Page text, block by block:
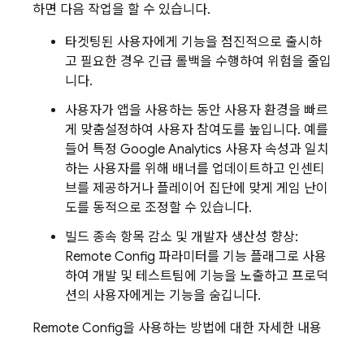
하면 다음 작업을 할 수 있습니다.
타겟팅된 사용자에게 기능을 점진적으로 출시하
고 필요한 경우 긴급 롤백을 수행하여 위험을 줄입
니다.
사용자가 앱을 사용하는 동안 사용자 환경을 빠르
게 맞춤설정하여 사용자 참여도를 높입니다. 예를
들어 특정 Google Analytics 사용자 속성과 일치
하는 사용자를 위해 배너를 업데이트하고 인센티
브를 제공하거나 플레이어 집단에 맞게 게임 난이
도를 동적으로 조정할 수 있습니다.
빌드 종속 항목 감소 및 개발자 생산성 향상:
Remote Config 파라미터를 기능 플래그로 사용
하여 개발 및 테스트팀에 기능을 노출하고 프로덕
션의 사용자에게는 기능을 숨깁니다.
Remote Config을 사용하는 방법에 대한 자세한 내용